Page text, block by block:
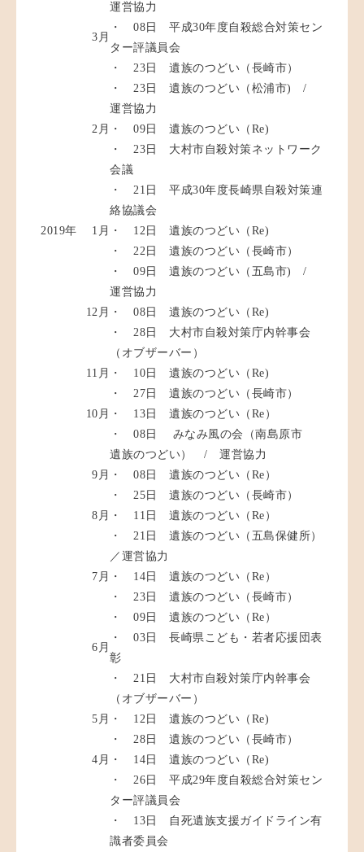
運営協力
3月
・ 08日 平成30年度自殺総合対策セン
ター評議員会
・ 23日 遺族のつどい（長崎市）
・ 23日 遺族のつどい（松浦市) /
運営協力
2月
・ 09日 遺族のつどい（Re)
・ 23日 大村市自殺対策ネットワーク
会議
・ 21日 平成30年度長崎県自殺対策連
絡協議会
2019年
1月
・ 12日 遺族のつどい（Re)
・ 22日 遺族のつどい（長崎市）
・ 09日 遺族のつどい（五島市) /
運営協力
12月
・ 08日 遺族のつどい（Re)
・ 28日 大村市自殺対策庁内幹事会
（オブザーバー）
11月
・ 10日 遺族のつどい（Re)
・ 27日 遺族のつどい（長崎市）
10月
・ 13日 遺族のつどい（Re）
・ 08日 みなみ風の会（南島原市
遺族のつどい） / 運営協力
9月
・ 08日 遺族のつどい（Re）
・ 25日 遺族のつどい（長崎市）
8月
・ 11日 遺族のつどい（Re）
・ 21日 遺族のつどい（五島保健所）
／運営協力
7月
・ 14日 遺族のつどい（Re）
・ 23日 遺族のつどい（長崎市）
・ 09日 遺族のつどい（Re）
6月
・ 03日 長崎県こども・若者応援団表
彰
・ 21日 大村市自殺対策庁内幹事会
（オブザーバー）
5月
・ 12日 遺族のつどい（Re)
・ 28日 遺族のつどい（長崎市）
4月
・ 14日 遺族のつどい（Re)
・ 26日 平成29年度自殺総合対策セン
ター評議員会
・ 13日 自死遺族支援ガイドライン有
識者委員会